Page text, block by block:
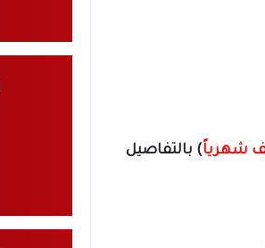
) بالتفاصيل